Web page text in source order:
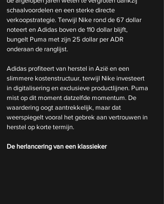
schaalvoordelen en een sterke directe
verkoopstrategie. Terwijl Nike rond de 67 dollar
noteert en Adidas boven de 110 dollar blijft,
bungelt Puma met zijn 25 dollar per ADR
onderaan de ranglijst.
Adidas profiteert van herstel in Azië en een
slimmere kostenstructuur, terwijl Nike investeert
in digitalisering en exclusieve productlijnen. Puma
mist op dit moment datzelfde momentum. De
waardering oogt aantrekkelijk, maar dat
weerspiegelt vooral het gebrek aan vertrouwen in
herstel op korte termijn.
De herlancering van een klassieker